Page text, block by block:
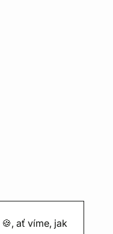
🍪, ať víme, jak